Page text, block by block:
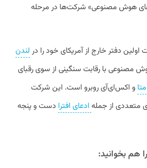
هوش مصنوعی» شرکت‌ها در مرحله
اولین دفتر خارج از آمریکای خود را در لندن
مصنوعی با رقابت سنگینی از سوی رقبای
متا و اکس‌ای‌آی روبرو است. این شرکت
متعددی از جمله ادعای افترا دست و پنجه
هم بخوانید: